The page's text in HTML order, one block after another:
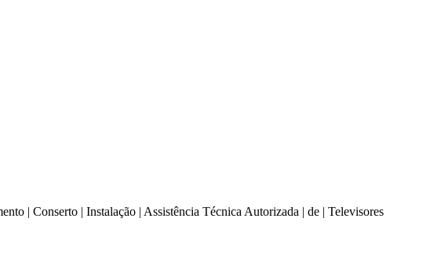
Conserto | Instalação | Assistência Técnica Autorizada | de | Televisores